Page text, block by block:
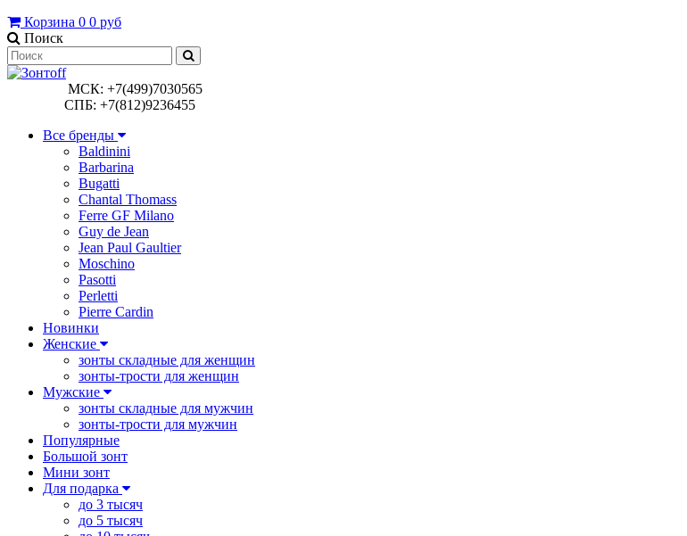
Корзина 0 0 руб
Поиск
МСК: +7(499)7030565
СПБ: +7(812)9236455
Все бренды
Baldinini
Barbarina
Bugatti
Chantal Thomass
Ferre GF Milano
Guy de Jean
Jean Paul Gaultier
Moschino
Pasotti
Perletti
Pierre Cardin
Новинки
Женские
зонты складные для женщин
зонты-трости для женщин
Мужские
зонты складные для мужчин
зонты-трости для мужчин
Популярные
Большой зонт
Мини зонт
Для подарка
до 3 тысяч
до 5 тысяч